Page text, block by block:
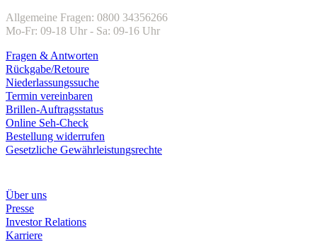
Allgemeine Fragen: 0800 34356266
Mo-Fr: 09-18 Uhr - Sa: 09-16 Uhr
Fragen & Antworten
Rückgabe/Retoure
Niederlassungssuche
Termin vereinbaren
Brillen-Auftragsstatus
Online Seh-Check
Bestellung widerrufen
Gesetzliche Gewährleistungsrechte
Über uns
Presse
Investor Relations
Karriere